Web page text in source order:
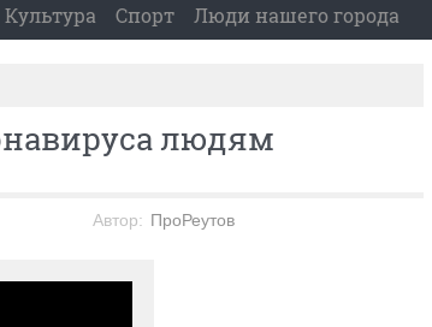
Культура Спорт Люди нашего города
людям
Автор: ПроРеутов